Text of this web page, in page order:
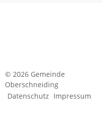
© 2026 Gemeinde
Oberschneiding
Datenschutz Impressum